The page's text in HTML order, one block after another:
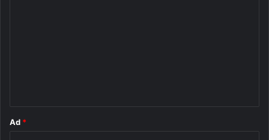
Ad *